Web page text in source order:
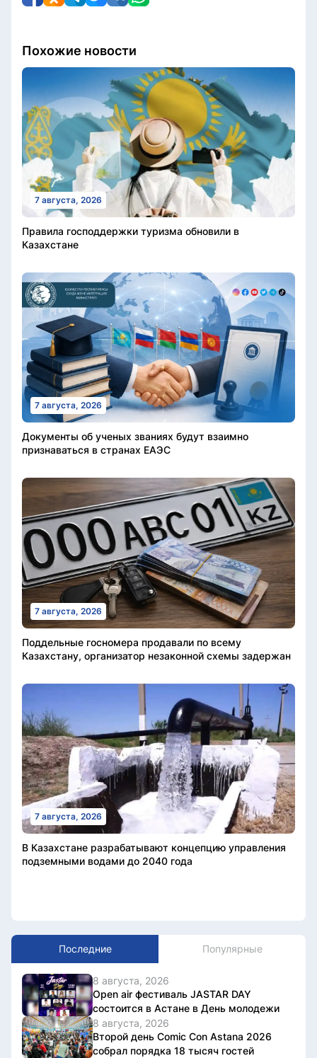
Похожие новости
7 августа, 2026
Правила господдержки туризма обновили в
Казахстане
7 августа, 2026
Документы об ученых званиях будут взаимно
признаваться в странах ЕАЭС
7 августа, 2026
Поддельные госномера продавали по всему
Казахстану, организатор незаконной схемы задержан
7 августа, 2026
В Казахстане разрабатывают концепцию управления
подземными водами до 2040 года
Последние Популярные
8 августа, 2026
Open air фестиваль JASTAR DAY
состоится в Астане в День молодежи
8 августа, 2026
Второй день Comic Con Astana 2026
собрал порядка 18 тысяч гостей